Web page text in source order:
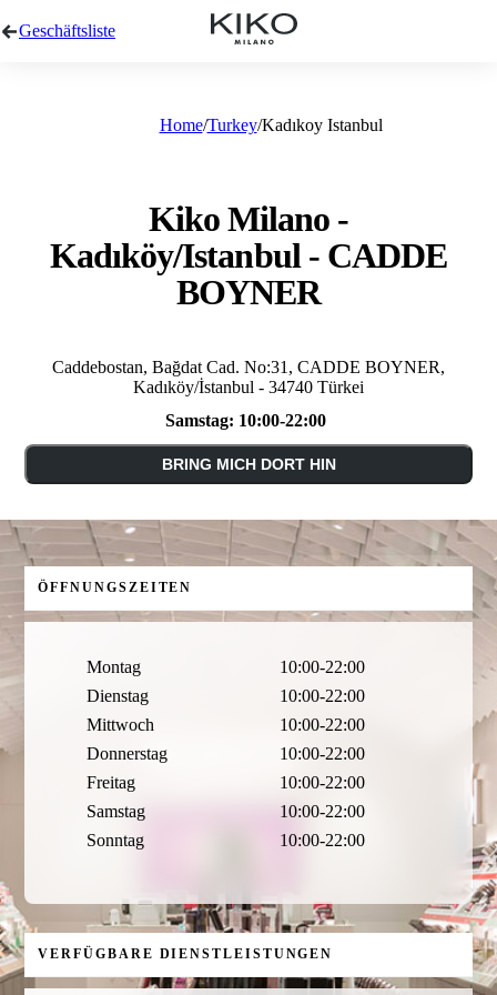
Geschäftsliste
Home Turkey Kadıkoy Istanbul
Kiko Milano -
Kadıköy/Istanbul - CADDE
BOYNER
Caddebostan, Bağdat Cad. No:31, CADDE BOYNER,
Kadıköy/İstanbul - 34740 Türkei
Samstag: 10:00-22:00
BRING MICH DORT HIN
ÖFFNUNGSZEITEN
Montag
10:00-22:00
Dienstag
10:00-22:00
Mittwoch
10:00-22:00
Donnerstag
10:00-22:00
Freitag
10:00-22:00
Samstag
10:00-22:00
Sonntag
10:00-22:00
VERFÜGBARE DIENSTLEISTUNGEN